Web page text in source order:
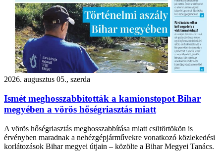
2026. augusztus 05., szerda
Ismét meghosszabbították a kamionstopot Bihar
megyében a vörös hőségriasztás miatt
A vörös hőségriasztás meghosszabbítása miatt csütörtökön is
érvényben maradnak a nehézgépjárművekre vonatkozó közlekedési
korlátozások Bihar megyei útjain – közölte a Bihar Megyei Tanács.